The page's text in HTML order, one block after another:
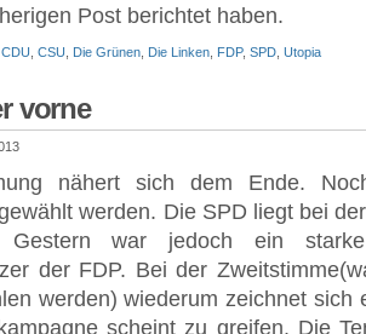
Post berichtet haben.
CDU CSU Die Grünen Die Linken FDP, SPD Utopia
vorne
nähert sich dem Ende.
werden. Die SPD liegt bei
Gestern war jedoch ein
der FDP. Bei der
werden) wiederum zeichnet sich
scheint zu greifen. Die